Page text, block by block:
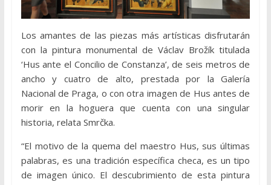
Los amantes de las piezas más artísticas disfrutarán
con la pintura monumental de Václav Brožík titulada
‘Hus ante el Concilio de Constanza’, de seis metros de
ancho y cuatro de alto, prestada por la Galería
Nacional de Praga, o con otra imagen de Hus antes de
morir en la hoguera que cuenta con una singular
historia, relata Smrčka.
“El motivo de la quema del maestro Hus, sus últimas
palabras, es una tradición específica checa, es un tipo
de imagen único. El descubrimiento de esta pintura